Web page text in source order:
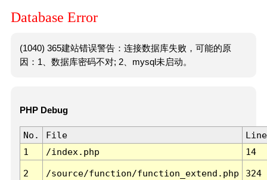
Database Error
(1040) 365建站错误警告：连接数据库失败，可能的原
因：1、数据库密码不对; 2、mysql未启动。
PHP Debug
No. File
Line
1
/index.php 14
2 /source/function/function_extend.php 324